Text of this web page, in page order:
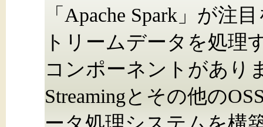
「Apache Spark」が注
トリームデータを処理
コンポーネントがあり
Streamingとその他の